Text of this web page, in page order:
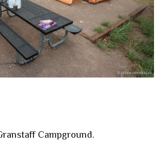
Campground.